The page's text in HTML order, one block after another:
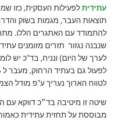
עתידיתלפעילות העסקית, כזו
תוצאות העבר, מגמות בשוק
להתמודד עם האתגרים הללו.
שנבנה נגזור תזרים מזומנים
לערך של היום) ונניח, בד"כ יש
לטווח הארוך נעריך ע"פ מודל
שיטה זו מיטיבה בד״כ דווקא עם
מבוססת על תחזית עתידית